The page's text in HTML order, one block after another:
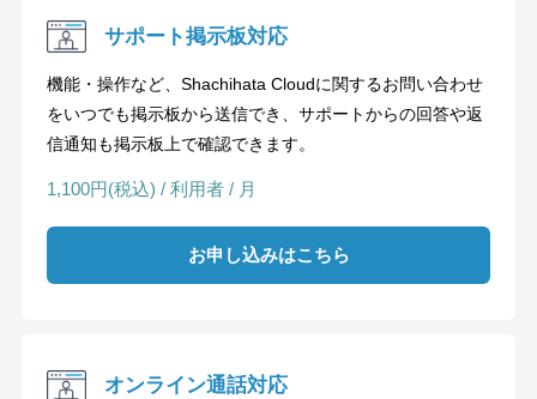
サポート掲示板対応
機能・操作など、Shachihata Cloudに関するお問い合わせ
をいつでも掲示板から送信でき、サポートからの回答や返
信通知も掲示板上で確認できます。
1,100円(税込) / 利用者 / 月
お申し込みはこちら
オンライン通話対応